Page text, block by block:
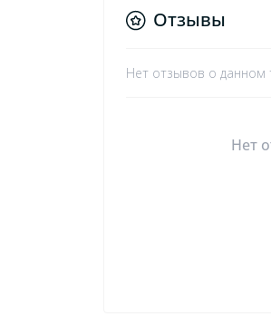
Отзывы
Нет отзывов о данном
Нет